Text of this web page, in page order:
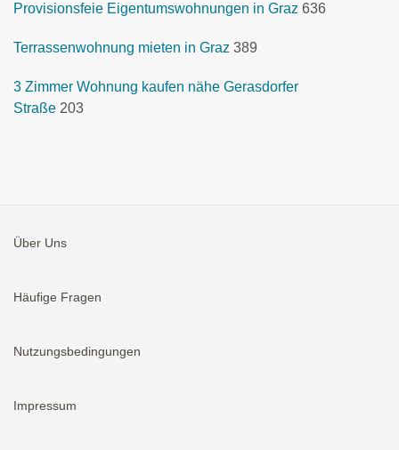
Provisionsfeie Eigentumswohnungen in Graz 636
Terrassenwohnung mieten in Graz 389
3 Zimmer Wohnung kaufen nähe Gerasdorfer
Straße 203
Über Uns
Häufige Fragen
Nutzungsbedingungen
Impressum